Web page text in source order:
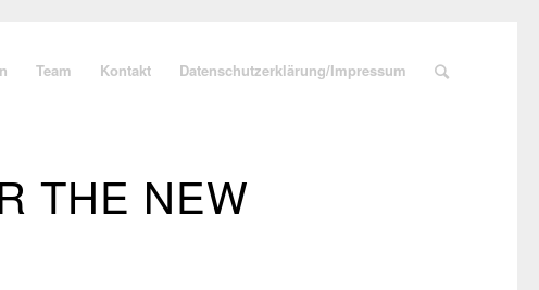
Team Kontakt Datenschutzerklärung/Impressum
THE NEW